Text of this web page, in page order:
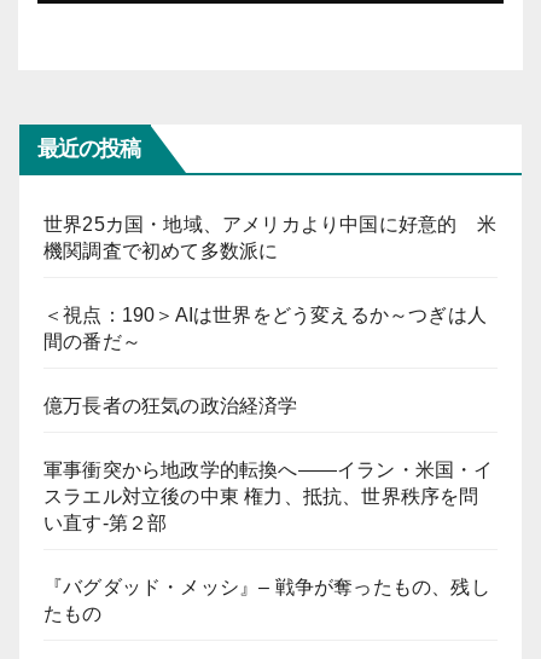
最近の投稿
世界25カ国・地域、アメリカより中国に好意的 米
機関調査で初めて多数派に
＜視点：190＞AIは世界をどう変えるか～つぎは人
間の番だ～
億万長者の狂気の政治経済学
軍事衝突から地政学的転換へ――イラン・米国・イ
スラエル対立後の中東 権力、抵抗、世界秩序を問
い直す-第２部
『バグダッド・メッシ』– 戦争が奪ったもの、残し
たもの